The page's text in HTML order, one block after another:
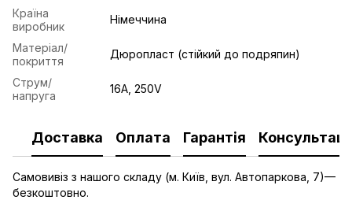
Країна
виробник
Німеччина
Матеріал/
покриття
Дюропласт (стійкий до подряпин)
Струм/
напруга
16А, 250V
Доставка Оплата Гарантія
Самовивіз з нашого складу (м. Київ, вул. Автопаркова, 7)—
безкоштовно.